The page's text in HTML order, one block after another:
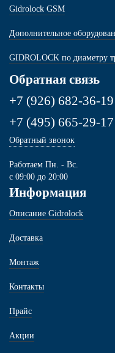
Gidrolock GSM
Дополнительное
GIDROLOCK по диаметру
Обратная связь
+7 (926) 682-36-19
+7 (495) 665-29-17
Обратный звонок
Работаем Пн. - Вс.
с 09:00 до 20:00
Информация
Описание Gidrolock
Доставка
Монтаж
Контакты
Прайс
Акции